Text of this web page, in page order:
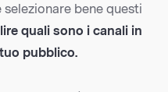
bene questi
quali sono i canali in
pubblico.